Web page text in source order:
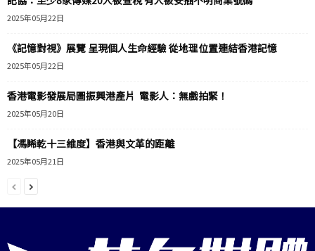
2025年05月22日
《記憶對視》展覽 呈現個人生命經驗 從地理位置連結香港記憶
2025年05月22日
香港電影發展局圖振興港產片 電影人：無戲拍緊！
2025年05月20日
【馮睎乾十三維度】香港與文革的距離
2025年05月21日